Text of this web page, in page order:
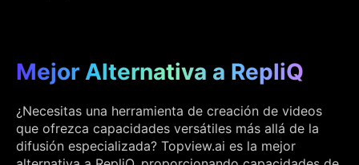
Mejor Alternativa a RepliQ
¿Necesitas una herramienta de creación de videos
que ofrezca capacidades versátiles más allá de la
difusión especializada? Topview.ai es la mejor